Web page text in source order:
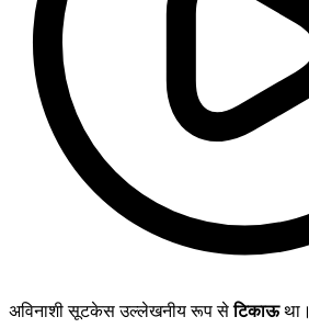
अविनाशी सूटकेस उल्लेखनीय रूप सेटिकाऊथा।